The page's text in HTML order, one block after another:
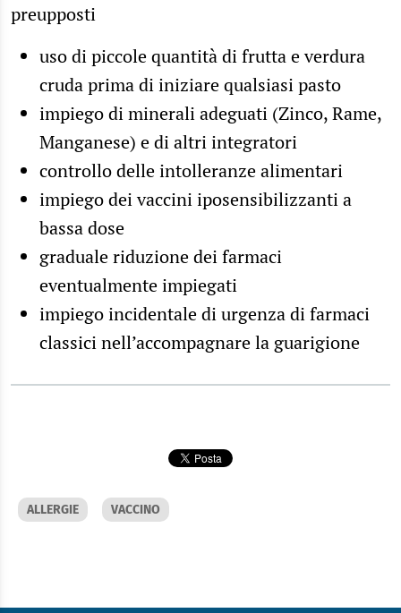
preupposti
uso dipiccole quantità di frutta e verdura
crudaprima di iniziare qualsiasi pasto
impiego di minerali adeguati (Zinco, Rame,
Manganese) e di altri integratori
controllo delleintolleranze alimentari
impiego dei vaccini iposensibilizzanti a
bassa dose
graduale riduzione dei farmaci
eventualmente impiegati
impiego incidentale di urgenza di farmaci
classici nell’accompagnare la guarigione
ALLERGIE VACCINO